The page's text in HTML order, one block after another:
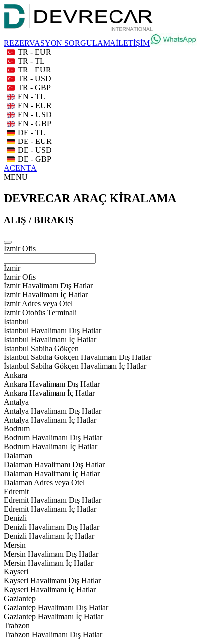
REZERVASYON SORGULAMAİLETİŞİM
TR - EUR
TR - TL
TR - EUR
TR - USD
TR - GBP
EN - TL
EN - EUR
EN - USD
EN - GBP
DE - TL
DE - EUR
DE - USD
DE - GBP
ACENTA
MENU
DEVRECAR ARAÇ KİRALAMA
ALIŞ / BIRAKIŞ
İzmir Ofis
İzmir
İzmir Ofis
İzmir Havalimanı Dış Hatlar
İzmir Havalimanı İç Hatlar
İzmir Adres veya Otel
İzmir Otobüs Terminali
İstanbul
İstanbul Havalimanı Dış Hatlar
İstanbul Havalimanı İç Hatlar
İstanbul Sabiha Gökçen
İstanbul Sabiha Gökçen Havalimanı Dış Hatlar
İstanbul Sabiha Gökçen Havalimanı İç Hatlar
Ankara
Ankara Havalimanı Dış Hatlar
Ankara Havalimanı İç Hatlar
Antalya
Antalya Havalimanı Dış Hatlar
Antalya Havalimanı İç Hatlar
Bodrum
Bodrum Havalimanı Dış Hatlar
Bodrum Havalimanı İç Hatlar
Dalaman
Dalaman Havalimanı Dış Hatlar
Dalaman Havalimanı İç Hatlar
Dalaman Adres veya Otel
Edremit
Edremit Havalimanı Dış Hatlar
Edremit Havalimanı İç Hatlar
Denizli
Denizli Havalimanı Dış Hatlar
Denizli Havalimanı İç Hatlar
Mersin
Mersin Havalimanı Dış Hatlar
Mersin Havalimanı İç Hatlar
Kayseri
Kayseri Havalimanı Dış Hatlar
Kayseri Havalimanı İç Hatlar
Gaziantep
Gaziantep Havalimanı Dış Hatlar
Gaziantep Havalimanı İç Hatlar
Trabzon
Trabzon Havalimanı Dış Hatlar